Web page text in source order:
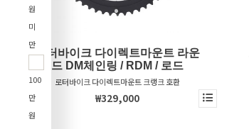
원
미
만
100
만
원
로터바이크 다이렉트마운트 라운
드 DM체인링 / RDM / 로드
로터바이크 다이렉트마운트 크랭크 호환
₩329,000